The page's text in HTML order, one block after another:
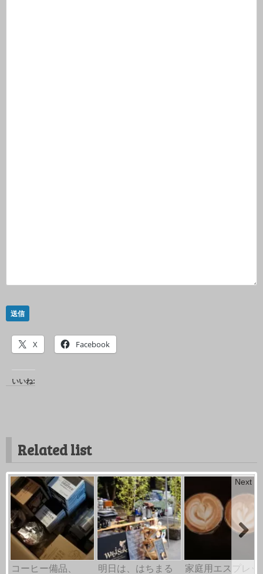
送信
X Facebook
いいね:
Related list
コーヒー備品、
明日は、はちまる
家庭用エスプレッ
Next